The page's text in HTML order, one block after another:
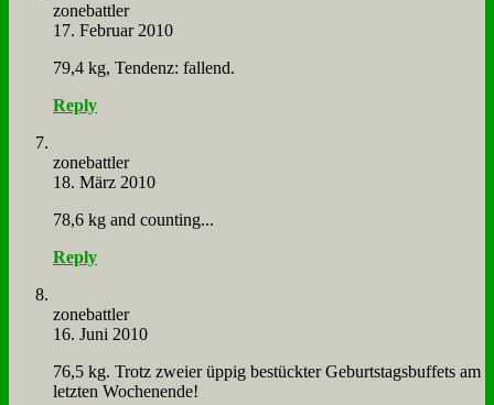
zone­batt­ler
17. Februar 2010
79,4 kg, Ten­denz: fal­lend.
Reply
zone­batt­ler
18. März 2010
78,6 kg and coun­ting...
Reply
zone­batt­ler
16. Juni 2010
76,5 kg. Trotz zwei­er üp­pig be­stück­ter Ge­burts­tags­buf­fets am
letz­ten Wo­chen­en­de!